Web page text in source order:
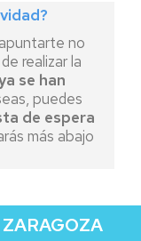
no
realizar la
se han
puedes
de espera
más abajo